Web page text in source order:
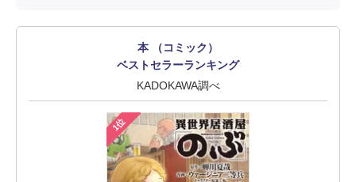
本 （コミック）
ベストセラーランキング
KADOKAWA調べ
1位